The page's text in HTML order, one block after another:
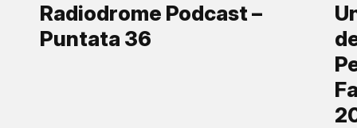
Radiodrome Podcast –
Puntata 36